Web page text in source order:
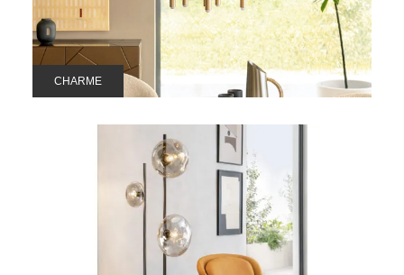
CHARME